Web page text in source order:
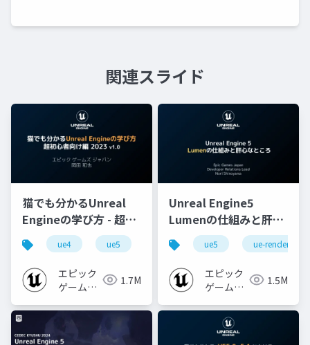
関連スライド
猫でも分かるUnreal
Engineの学び方 - 超初
心者向け編 - 2023 v1.0
ue4 ue5 ue-beginner
エピック
ゲームズ
1.7M
Unreal Engine5
Lumenの仕組みと肝心
なところ
ue5 ue-rendering
エピック
ゲームズ
1.5M